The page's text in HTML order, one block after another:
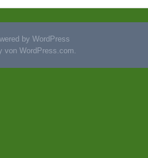
by WordPress
von WordPress.com.